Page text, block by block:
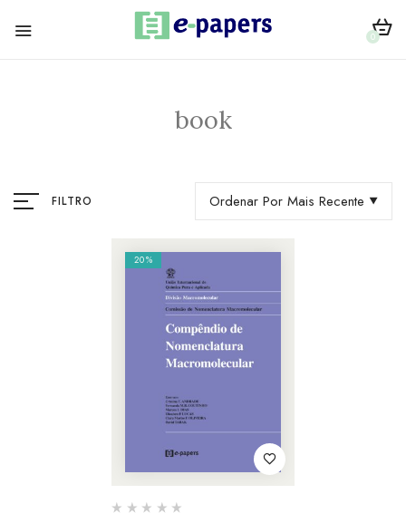
0
book
FILTRO Ordenar Por Mais Recente
20%